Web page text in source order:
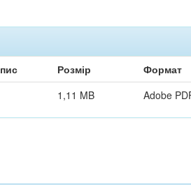
Розмір
Формат
1,11 MB Adobe